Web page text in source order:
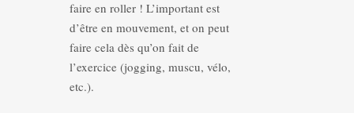
faire en roller ! L’important est
d’être en mouvement, et on peut
faire cela dès qu’on fait de
l’exercice (jogging, muscu, vélo,
etc.).